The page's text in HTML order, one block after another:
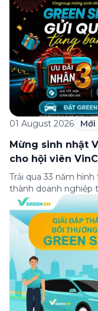
01 August 2026 Mới
Mừng sinh nhật
cho hội viên
Trải qua 33 năm
thành doanh nghiệp
lọt Top 30 doanh
xếp hạng của Tạp
thành lập (8/8/1993